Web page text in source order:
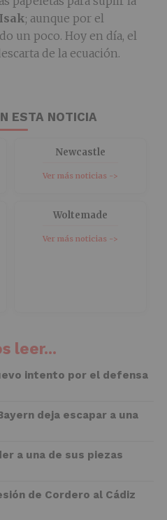
Isak; aunque por el
un poco. Hoy en día, el
de la ecuación.
ESTA NOTICIA
Newcastle
Ver más noticias ->
Woltemade
Ver más noticias ->
leer...
intento por el defensa
deja escapar a una
a una de sus piezas
de Cordero al Cádiz